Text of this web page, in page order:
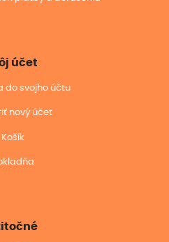
účet
do svojho účtu
nový účet
Košík